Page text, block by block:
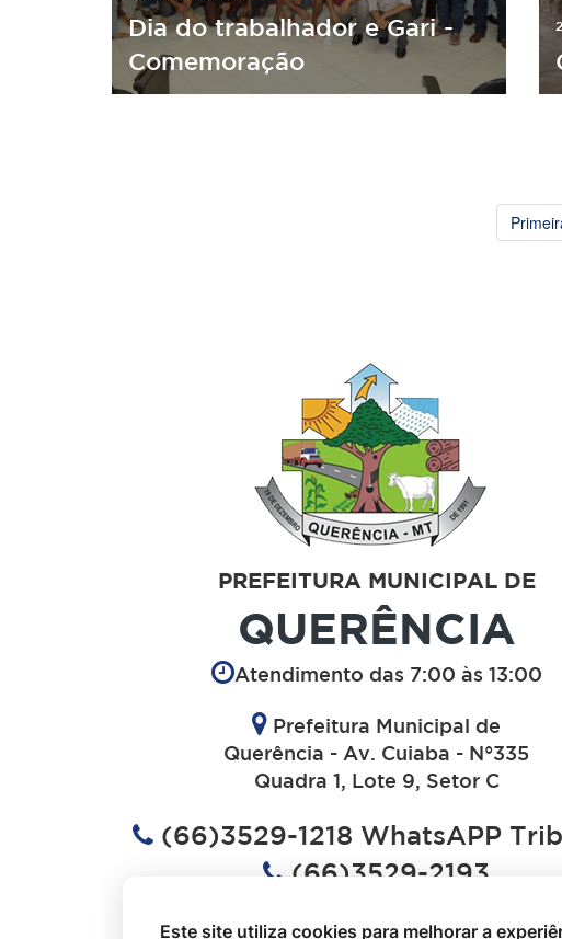
Dia do trabalhador e Gari -
Comemoração
PREFEITURA MUNICIPAL DE
QUERÊNCIA
Atendimento das 7:00 às 13:00
Prefeitura Municipal de
Querência - Av. Cuiaba - N°335
Quadra 1, Lote 9, Setor C
(66)3529-1218 WhatsAPP
(66)3529-2193
Este site utiliza cookies para melhorar a